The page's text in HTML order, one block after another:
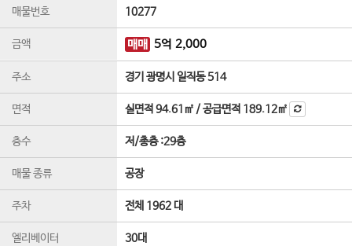
매물번호 10277
금액 매매 5억 2,000
주소 경기 광명시 일직동 514
면적 실면적94.61㎡ /공급면적 189.12㎡
층수 저/총층 :29층
매물 종류 공장
주차 전체 1962 대
엘리베이터 30대